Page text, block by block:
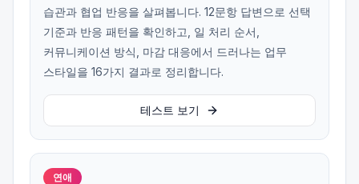
습관과 협업 반응을 살펴봅니다. 12문항 답변으로 선택
기준과 반응 패턴을 확인하고, 일 처리 순서,
커뮤니케이션 방식, 마감 대응에서 드러나는 업무
스타일을 16가지 결과로 정리합니다.
테스트 보기
연애